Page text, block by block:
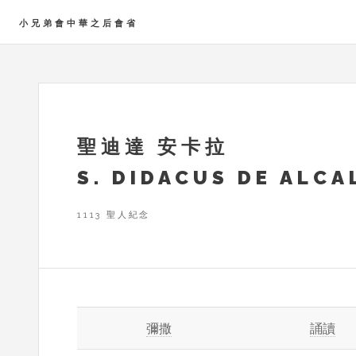
小兄弟會中華之后會省
聖迪達 安卡拉
S. DIDACUS DE
1113 聖人紀念
彌撒 誦讀